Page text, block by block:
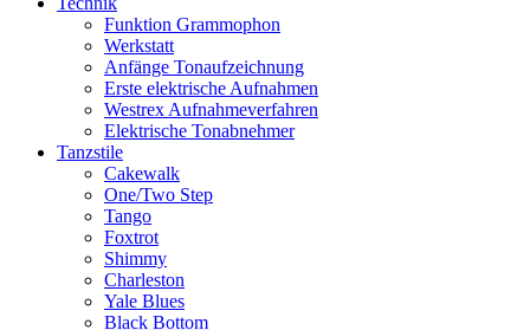
Funktion Grammophon
Werkstatt
Anfänge Tonaufzeichnung
Erste elektrische Aufnahmen
Westrex Aufnahmeverfahren
Elektrische Tonabnehmer
Tanzstile
Cakewalk
One/Two Step
Tango
Foxtrot
Shimmy
Charleston
Yale Blues
Black Bottom